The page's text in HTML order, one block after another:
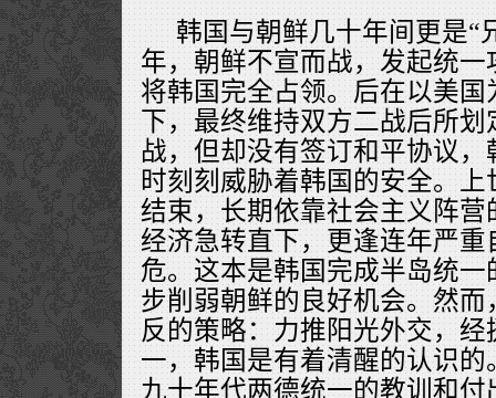
韩国与朝鲜几十年间更是“
年，朝鲜不宣而战，发起统
将韩国完全占领。后在以美
下，最终维持双方二战后所
战，但却没有签订和平协议
时刻刻威胁着韩国的安全。
结束，长期依靠社会主义阵
经济急转直下，更逢连年严
危。这本是韩国完成半岛统
步削弱朝鲜的良好机会。然
反的策略：力推阳光外交，
一，韩国是有着清醒的认识
九十年代两德统一的教训和